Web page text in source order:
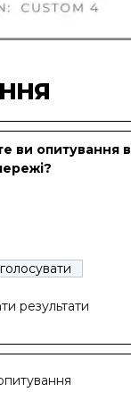
ви опитування в
результати